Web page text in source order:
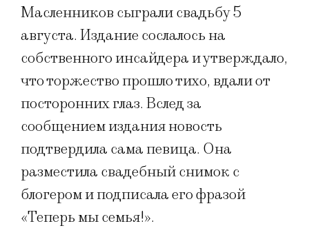
Масленников сыграли свадьбу 5
августа. Издание сослалось на
собственного инсайдера и утверждало,
что торжество прошло тихо, вдали от
посторонних глаз. Вслед за
сообщением издания новость
подтвердила сама певица. Она
разместила свадебный снимок с
блогером и подписала его фразой
«Теперь мы семья!».